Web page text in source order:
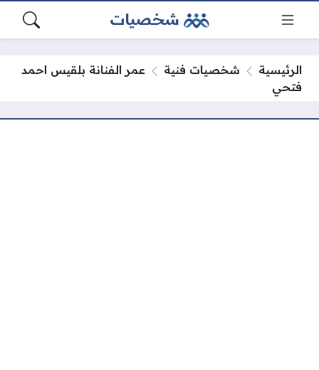
الرئيسية شخصيات فنية
عمر الفنانة بلقيس احمد
فتحي